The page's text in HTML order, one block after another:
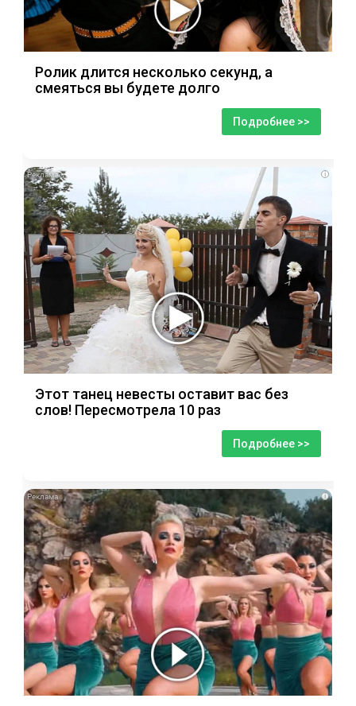
Ролик длится несколько секунд, а
смеяться вы будете долго
Подробнее >>
i
Этот танец невесты оставит вас без
слов! Пересмотрела 10 раз
Подробнее >>
i